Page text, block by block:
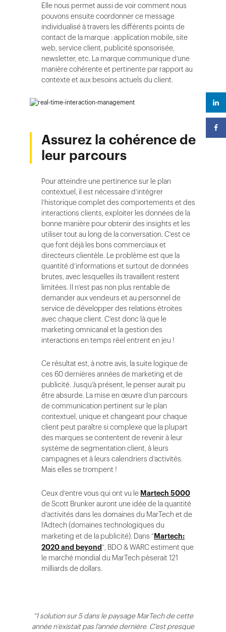
Elle nous permet aussi de voir comment nous
pouvons ensuite coordonner ce message
individualisé à travers les différents points de
contact de la marque : application mobile, site
web, service client, publicité sponsorisée,
newsletter, etc. La marque communique d’une
manière cohérente et pertinente par rapport au
contexte et aux besoins actuels du client.
Assurez la cohérence de
leur parcours
Pour atteindre une pertinence sur le plan
contextuel, il est nécessaire d’intégrer
l’historique complet des comportements et des
interactions clients, exploiter les données de la
bonne manière pour obtenir des insights et les
utiliser tout au long de la conversation. C’est ce
que font déjà les bons commerciaux et
directeurs clientèle. Le problème est que la
quantité d’informations et surtout de données
brutes, avec lesquelles ils travaillent restent
limitées. Il n’est pas non plus rentable de
demander aux vendeurs et au personnel de
service de développer des relations étroites
avec chaque client. C’est donc là que le
marketing omnicanal et la gestion des
interactions en temps réel entrent en jeu !
Ce résultat est, à notre avis, la suite logique de
ces 60 dernières années de marketing et de
publicité. Jusqu’à présent, le penser aurait pu
être absurde. La mise en œuvre d’un parcours
de communication pertinent sur le plan
contextuel, unique et changeant pour chaque
client peut paraître si complexe que la plupart
des marques se contentent de revenir à leur
système de segmentation client, à leurs
campagnes et à leurs calendriers d’activités.
Mais elles se trompent !
Ceux d’entre vous qui ont vu le Martech 5000
de Scott Brunker auront une idée de la quantité
d’activités dans les domaines du MarTech et de
l’Adtech (domaines technologiques du
marketing et de la publicité). Dans “Martech:
2020 and beyond”, BDO & WARC estiment que
le marché mondial du MarTech pèserait 121
milliards de dollars.
“1 solution sur 5 dans le paysage MarTech de cette
année n’existait pas l’année dernière. C’est presque